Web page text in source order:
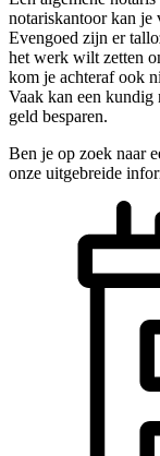
notariskantoor kan je
Evengoed zijn er
het werk wilt zetten
kom je achteraf ook
Vaak kan een
geld besparen.
Ben je op zoek naar
onze uitgebreide